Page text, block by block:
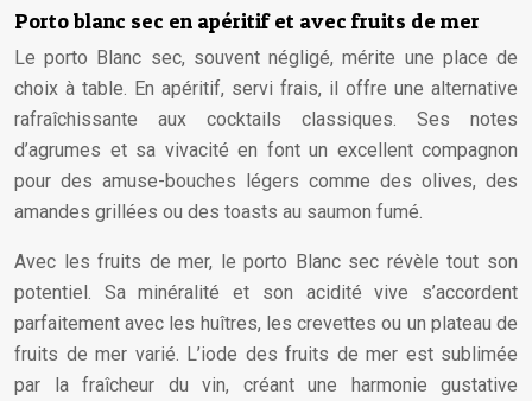
Porto blanc sec en apéritif et avec fruits de mer
Le porto Blanc sec, souvent négligé, mérite une place de
choix à table. En apéritif, servi frais, il offre une alternative
rafraîchissante aux cocktails classiques. Ses notes
d’agrumes et sa vivacité en font un excellent compagnon
pour des amuse-bouches légers comme des olives, des
amandes grillées ou des toasts au saumon fumé.
Avec les fruits de mer, le porto Blanc sec révèle tout son
potentiel. Sa minéralité et son acidité vive s’accordent
parfaitement avec les huîtres, les crevettes ou un plateau de
fruits de mer varié. L’iode des fruits de mer est sublimée
par la fraîcheur du vin, créant une harmonie gustative